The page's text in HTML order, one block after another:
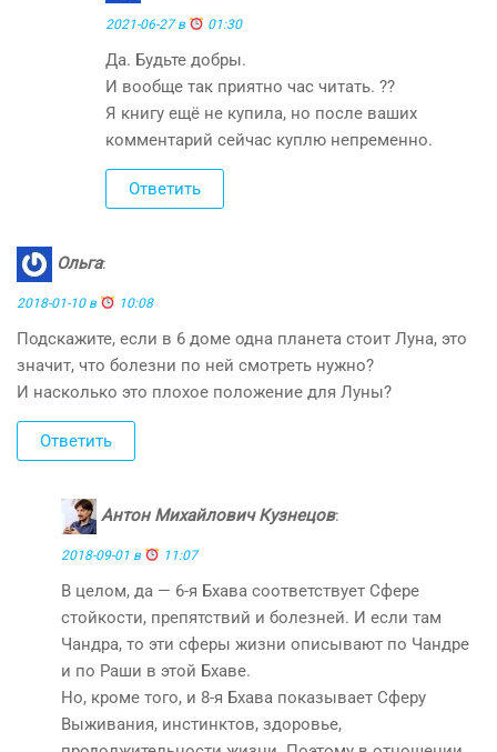
2021-06-27 в 01:30
Да. Будьте добры.
И вообще так приятно час читать. ??
Я книгу ещё не купила, но после ваших
комментарий сейчас куплю непременно.
Ответить
Ольга:
2018-01-10 в 10:08
Подскажите, если в 6 доме одна планета стоит Луна, это
значит, что болезни по ней смотреть нужно?
И насколько это плохое положение для Луны?
Ответить
Антон Михайлович Кузнецов:
2018-09-01 в 11:07
В целом, да — 6-я Бхава соответствует Сфере
стойкости, препятствий и болезней. И если там
Чандра, то эти сферы жизни описывают по Чандре
и по Раши в этой Бхаве.
Но, кроме того, и 8-я Бхава показывает Сферу
Выживания, инстинктов, здоровье,